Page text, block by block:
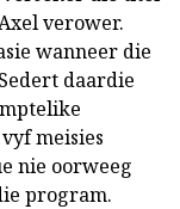
verower.
wanneer die
daardie
meisies
nie oorweeg
program.